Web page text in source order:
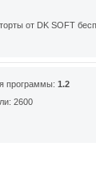
от DK SOFT
программы: 1.2
2600